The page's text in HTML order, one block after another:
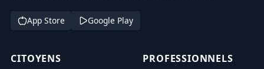
App Store Google Play
CITOYENS
PROFESSIONNELS